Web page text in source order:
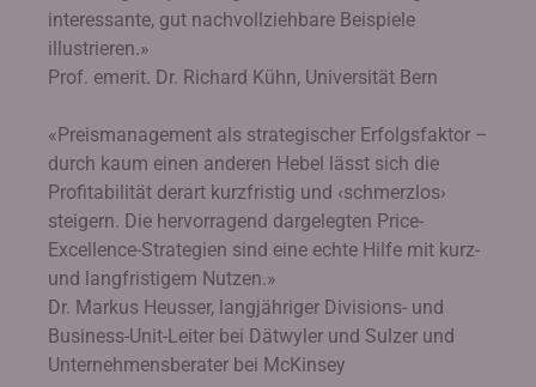
interessante, gut nachvollziehbare Beispiele
illustrieren.»
Prof. emerit. Dr. Richard Kühn, Universität Bern
«Preismanagement als strategischer Erfolgsfaktor –
durch kaum einen anderen Hebel lässt sich die
Profitabilität derart kurzfristig und ‹schmerzlos›
steigern. Die hervorragend dargelegten Price-
Excellence-Strategien sind eine echte Hilfe mit kurz-
und langfristigem Nutzen.»
Dr. Markus Heusser, langjähriger Divisions- und
Business-Unit-Leiter bei Dätwyler und Sulzer und
Unternehmensberater bei McKinsey